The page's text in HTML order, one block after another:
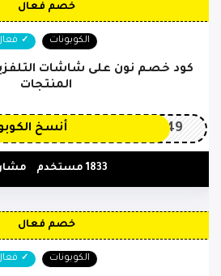
خصم فعال
الكوبونات
كود خصم نون على شاشات
المنتجات
OP149 أنسخ
1833 مستخدم
خصم فعال
الكوبونات